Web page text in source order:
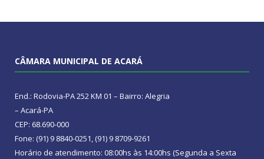
CÂMARA MUNICIPAL DE ACARÁ
End.: Rodovia-PA 252 KM 01 – Bairro: Alegria
– Acará-PA
CEP: 68.690-000
Fone: (91) 9 8840-0251, (91) 9 8709-9261
Horário de atendimento: 08:00hs às 14:00hs (Segunda a Sexta